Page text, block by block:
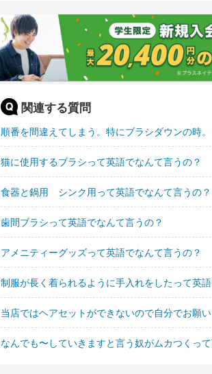
関連する質問
順番を間違えてしまう。特にブラシダウンの時
猫に使用するブラシって英語でなんて言うの？
食器と鍋用 シンク用って英語でなんて言うの？
歯間ブラシって英語でなんて言うの？
アメニティーグッズって英語でなんて言うの？
制服が長く着られるように手入れをしたって英
当店ではヘアセットができないので自分でお願
なんでも〜していきますと言う奴がムカつくっ